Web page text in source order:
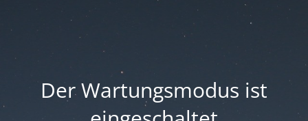
Der Wartungsmodus ist